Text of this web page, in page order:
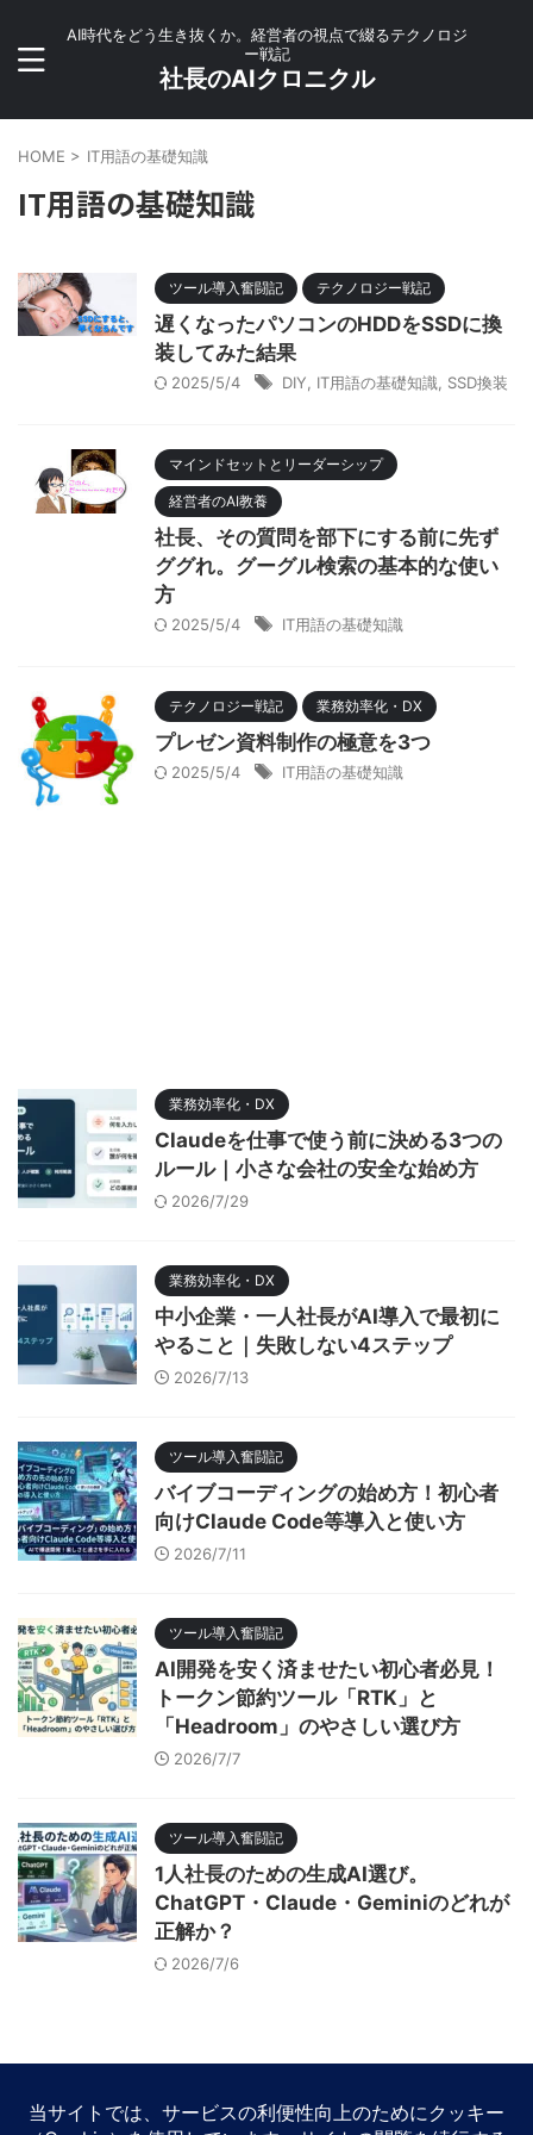
AI時代をどう生き抜くか。経営者の視点で綴るテクノロジ
ー戦記
社長のAIクロニクル
HOME > IT用語の基礎知識
IT用語の基礎知識
ツール導入奮闘記 テクノロジー戦記
遅くなったパソコンのHDDをSSDに換
装してみた結果
2025/5/4 DIY IT用語の基礎知識 SSD換装
マインドセットとリーダーシップ
経営者のAI教養
社長、その質問を部下にする前に先ず
ググれ。グーグル検索の基本的な使い
方
2025/5/4 IT用語の基礎知識
テクノロジー戦記 業務効率化・DX
プレゼン資料制作の極意を3つ
2025/5/4 IT用語の基礎知識
業務効率化・DX
Claudeを仕事で使う前に決める3つの
ルール｜小さな会社の安全な始め方
2026/7/29
業務効率化・DX
中小企業・一人社長がAI導入で最初に
やること｜失敗しない4ステップ
2026/7/13
ツール導入奮闘記
バイブコーディングの始め方！初心者
向けClaude Code等導入と使い方
2026/7/11
ツール導入奮闘記
AI開発を安く済ませたい初心者必見！
トークン節約ツール「RTK」と
「Headroom」のやさしい選び方
2026/7/7
ツール導入奮闘記
1人社長のための生成AI選び。
ChatGPT・Claude・Geminiのどれが
正解か？
2026/7/6